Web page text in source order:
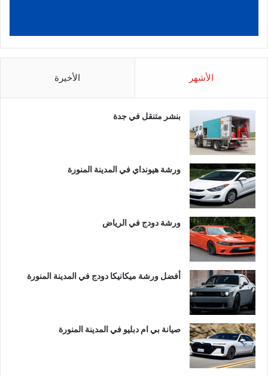
الأشهر الأخيرة
بنشر متنقل في جدة
ورشة هيونداي في المدينة المنورة
ورشة دودج في الرياض
أفضل ورشة ميكانيكا دودج في المدينة المنورة
صيانة بي ام دبليو في المدينة المنورة